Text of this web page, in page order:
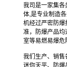
我司是一家集
体,是专业制造
机经过严密防
准，防爆产品
室等易燃易爆危
我们生产、销
迷你天平、防